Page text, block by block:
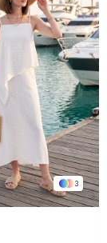
3